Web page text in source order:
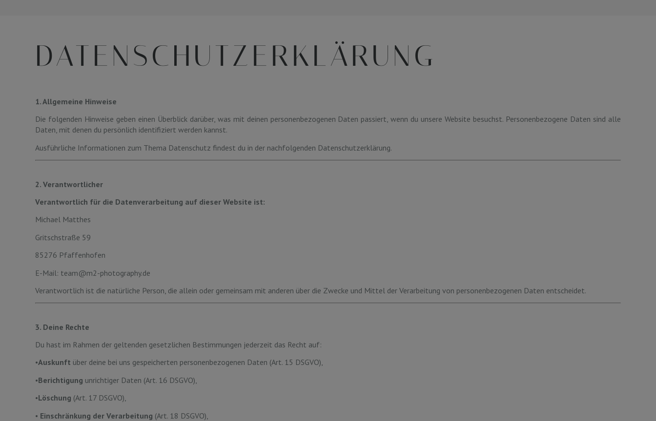
DATENSCHUTZERKLÄRUNG
1. Allgemeine Hinweise
Die folgenden Hinweise geben einen Überblick darüber, was mit deinen personenbezogenen Daten passiert, wenn du unsere Website besuchst. Personenbezogene Daten sind alle
Daten, mit denen du persönlich identifiziert werden kannst.
Ausführliche Informationen zum Thema Datenschutz findest du in der nachfolgenden Datenschutzerklärung.
2. Verantwortlicher
Verantwortlich für die Datenverarbeitung auf dieser Website ist:
Michael Matthes
Gritschstraße 59
85276 Pfaffenhofen
E-Mail: team@m2-photography.de
Verantwortlich ist die natürliche Person, die allein oder gemeinsam mit anderen über die Zwecke und Mittel der Verarbeitung von personenbezogenen Daten entscheidet.
3. Deine Rechte
Du hast im Rahmen der geltenden gesetzlichen Bestimmungen jederzeit das Recht auf:
•Auskunft über deine bei uns gespeicherten personenbezogenen Daten (Art. 15 DSGVO),
•Berichtigung unrichtiger Daten (Art. 16 DSGVO),
•Löschung (Art. 17 DSGVO),
• Einschränkung der Verarbeitung (Art. 18 DSGVO),